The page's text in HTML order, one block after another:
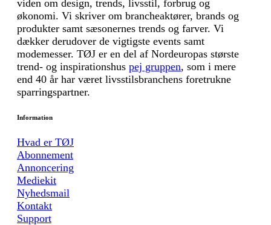
viden om design, trends, livsstil, forbrug og
økonomi. Vi skriver om brancheaktører, brands og
produkter samt sæsonernes trends og farver. Vi
dækker derudover de vigtigste events samt
modemesser. TØJ er en del af Nordeuropas største
trend- og inspirationshus pej gruppen, som i mere
end 40 år har været livsstilsbranchens foretrukne
sparringspartner.
Information
Hvad er TØJ
Abonnement
Annoncering
Mediekit
Nyhedsmail
Kontakt
Support